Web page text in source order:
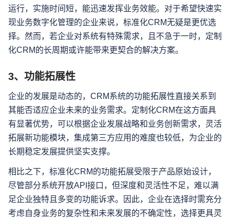
运行，实施时间短，能迅速发挥业务效能。对于希望快速实
现业务数字化管理的企业来说，标准化CRM无疑是更优选
择。然而，若企业对系统有特殊需求，且不急于一时，定制
化CRM的长周期或许能带来更契合的解决方案。
3、功能拓展性
企业的发展是动态的，CRM系统的功能拓展性直接关系到
其能否适应企业未来的业务需求。定制化CRM在这方面具
有显著优势，可以根据企业发展战略和业务创新需求，灵活
拓展新功能模块，集成第三方应用的难度也较低，为企业的
长期稳定发展提供坚实支撑。
相比之下，标准化CRM的功能拓展受限于产品原始设计，
尽管部分系统开放API接口，但深度和灵活性不足，难以满
足企业独特且多变的功能诉求。因此，企业在选择时需充分
考虑自身业务的复杂性和未来发展的不确定性，选择更具灵